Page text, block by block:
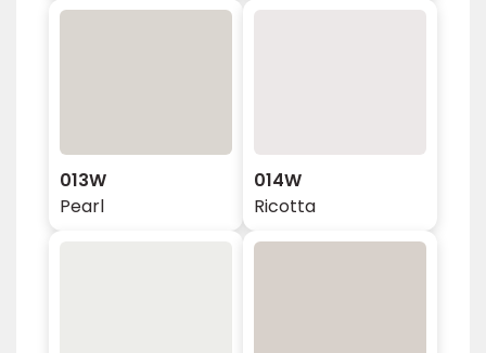
013W
Pearl
014W
Ricotta